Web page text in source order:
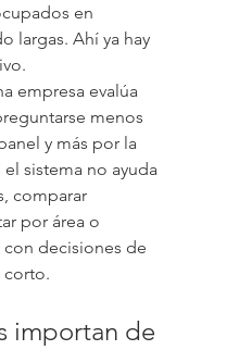
en
largas. Ahí ya hay
empresa evalúa
menos
y más por la
sistema no ayuda
comparar
por área o
con decisiones de
corto.
importan de